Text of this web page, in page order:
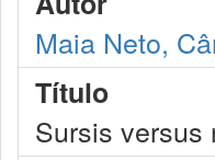
Maia Neto,
Título
Sursis versus